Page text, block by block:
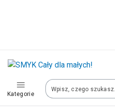
Kategorie
Polska (Poland)
Twoje zamówienia